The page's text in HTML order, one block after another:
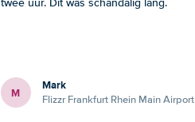
twee uur. Dit was schandalig lang.
M Mark
Flizzr Frankfurt Rhein Main Airport